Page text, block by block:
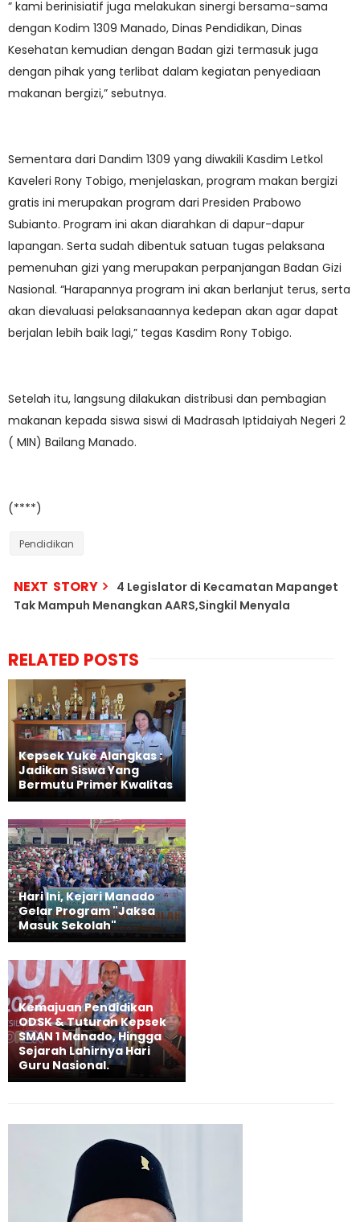
” kami berinisiatif juga melakukan sinergi bersama-sama
dengan Kodim 1309 Manado, Dinas Pendidikan, Dinas
Kesehatan kemudian dengan Badan gizi termasuk juga
dengan pihak yang terlibat dalam kegiatan penyediaan
makanan bergizi,” sebutnya.
Sementara dari Dandim 1309 yang diwakili Kasdim Letkol
Kaveleri Rony Tobigo, menjelaskan, program makan bergizi
gratis ini merupakan program dari Presiden Prabowo
Subianto. Program ini akan diarahkan di dapur-dapur
lapangan. Serta sudah dibentuk satuan tugas pelaksana
pemenuhan gizi yang merupakan perpanjangan Badan Gizi
Nasional. “Harapannya program ini akan berlanjut terus, serta
akan dievaluasi pelaksanaannya kedepan akan agar dapat
berjalan lebih baik lagi,” tegas Kasdim Rony Tobigo.
Setelah itu, langsung dilakukan distribusi dan pembagian
makanan kepada siswa siswi di Madrasah Iptidaiyah Negeri 2
( MIN) Bailang Manado.
(****)
Pendidikan
NEXT STORY
4 Legislator di Kecamatan Mapanget
Tak Mampuh Menangkan AARS,Singkil Menyala
RELATED POSTS
Kepsek Yuke Alangkas :
Jadikan Siswa Yang
Bermutu Primer Kwalitas
Hari Ini, Kejari Manado
Gelar Program "Jaksa
Masuk Sekolah"
Kemajuan Pendidikan
ODSK & Tuturan Kepsek
SMAN 1 Manado, Hingga
Sejarah Lahirnya Hari
Guru Nasional.